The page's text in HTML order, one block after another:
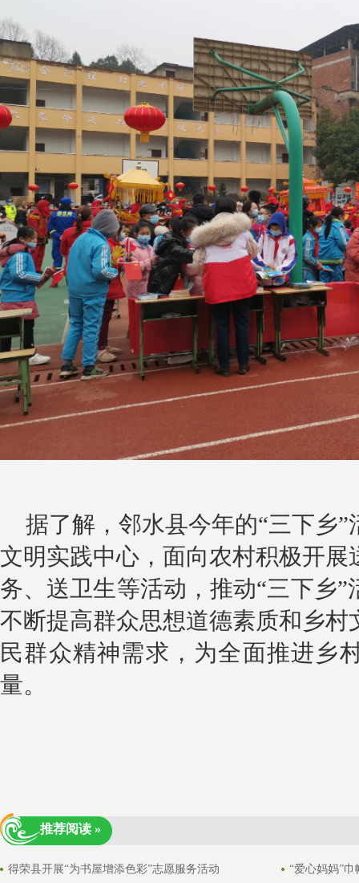
据了解，邻水县今年的“三下乡
文明实践中心，面向农村积极开展
务、送卫生等活动，推动“三下乡”
不断提高群众思想道德素质和乡村
民群众精神需求，为全面推进乡
量。
推荐阅读 »
得荣县开展“为书屋增添色彩”志愿服务活动 “爱心妈妈”